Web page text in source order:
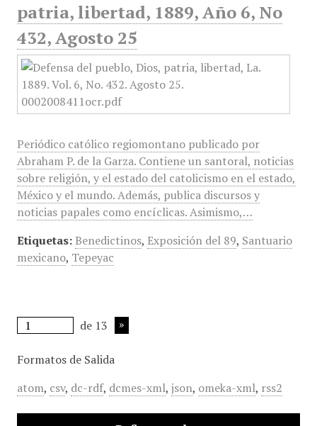
patria, libertad, 1889, Año 6, No
432, Agosto 25
Periódico católico regiomontano publicado por
Abraham P. de la Garza. Contiene un santoral, noticias
sobre religión, y el estado del catolicismo en el estado,
México y el mundo. Además, publica discursos y
noticias papales como encíclicas. Asimismo,…
Etiquetas: Benedictinos, Exposición del 89, Santuario
mexicano, Tepeyac
de 13
Formatos de Salida
atom, csv, dc-rdf, dcmes-xml, json, omeka-xml, rss2